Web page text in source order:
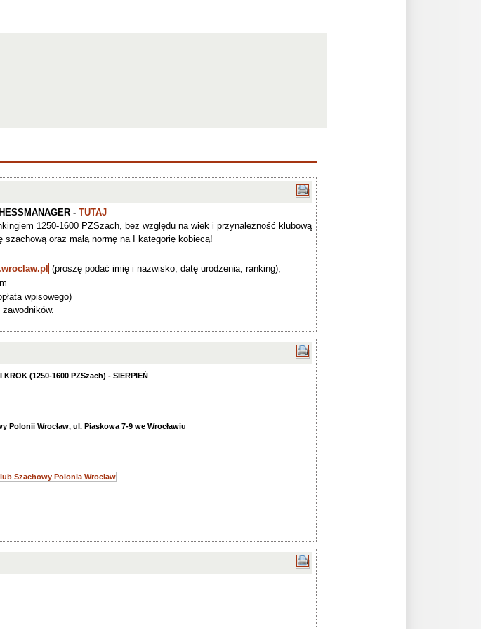
- TUTAJ
1250-1600 PZSzach, bez względu na wiek i przynależność klubową
oraz małą normę na I kategorię kobiecą!
(proszę podać imię i nazwisko, datę urodzenia, ranking),
wpisowego)
KROK (1250-1600 PZSzach) - SIERPIEŃ
Polonii Wrocław, ul. Piaskowa 7-9 we Wrocławiu
Szachowy Polonia Wrocław